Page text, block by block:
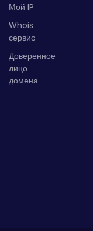
Мой IP
Whois
сервис
Доверенное
лицо
домена